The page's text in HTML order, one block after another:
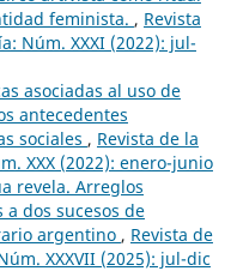
feminista. , Revista
Núm. XXXI (2022): jul-
asociadas al uso de
antecedentes
sociales , Revista de la
XXX (2022): enero-junio
revela. Arreglos
dos sucesos de
argentino , Revista de
XXXVII (2025): jul-dic